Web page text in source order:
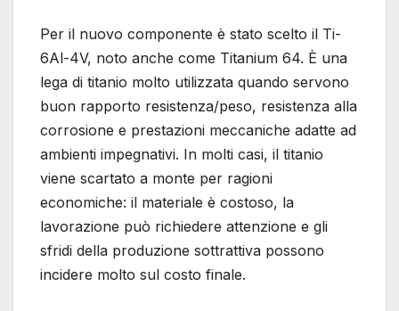
Per il nuovo componente è stato scelto il Ti-
6Al-4V, noto anche come Titanium 64. È una
lega di titanio molto utilizzata quando servono
buon rapporto resistenza/peso, resistenza alla
corrosione e prestazioni meccaniche adatte ad
ambienti impegnativi. In molti casi, il titanio
viene scartato a monte per ragioni
economiche: il materiale è costoso, la
lavorazione può richiedere attenzione e gli
sfridi della produzione sottrattiva possono
incidere molto sul costo finale.